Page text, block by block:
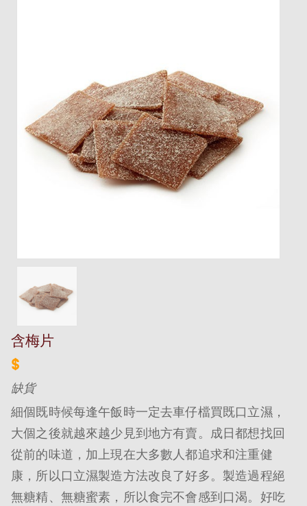
含梅片
$
缺貨
細個既時候每逢午飯時一定去車仔檔買既口立濕，
大個之後就越來越少見到地方有賣。成日都想找回
從前的味道，加上現在大多數人都追求和注重健
康，所以口立濕製造方法改良了好多。製造過程絕
無糖精、無糖蜜素，所以食完不會感到口渴。好吃